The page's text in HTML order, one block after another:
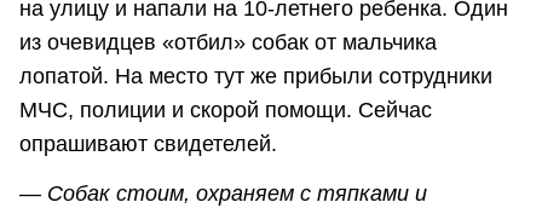
на улицу и напали на 10-летнего ребенка. Один
из очевидцев «отбил» собак от мальчика
лопатой. На место тут же прибыли сотрудники
МЧС, полиции и скорой помощи. Сейчас
опрашивают свидетелей.
— Собак стоим, охраняем с тяпками и